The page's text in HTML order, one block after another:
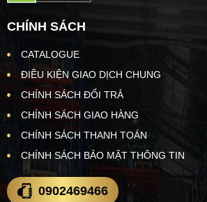
CHÍNH SÁCH
CATALOGUE
ĐIỀU KIỆN GIAO DỊCH CHUNG
CHÍNH SÁCH ĐỔI TRẢ
CHÍNH SÁCH GIAO HÀNG
CHÍNH SÁCH THANH TOÁN
CHÍNH SÁCH BẢO MẬT THÔNG TIN
0902469466